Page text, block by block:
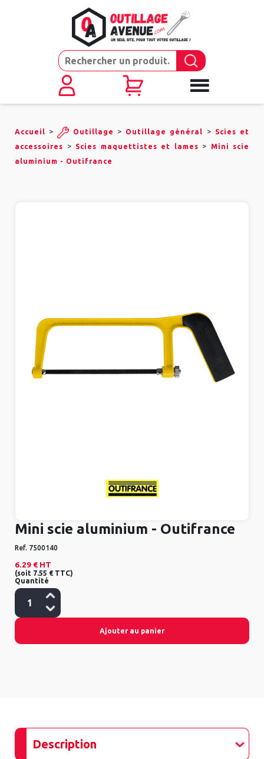
Accueil > Outillage > Outillage général >
Scies et
accessoires
> Scies maquettistes et lames >
Mini scie
aluminium - Outifrance
Mini scie aluminium - Outifrance
Ref. 7500140
6.29 € HT
(soit 7.55 € TTC)
Quantité
Ajouter au panier
Description